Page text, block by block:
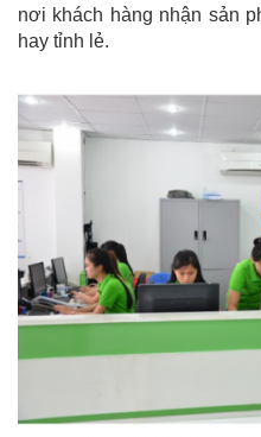
nơi khách hàng nhận sản
hay tỉnh lẻ.